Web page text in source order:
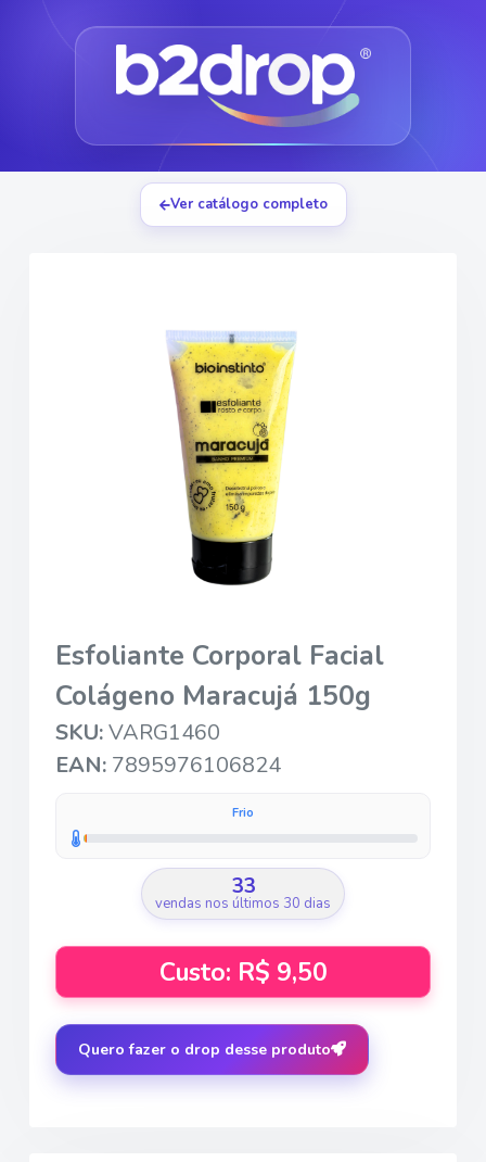
Ver catálogo completo
Esfoliante Corporal Facial
Colágeno Maracujá 150g
SKU:VARG1460
EAN: 7895976106824
Frio
33
vendas nos últimos 30 dias
Custo: R$ 9,50
Quero fazer o drop desse produto